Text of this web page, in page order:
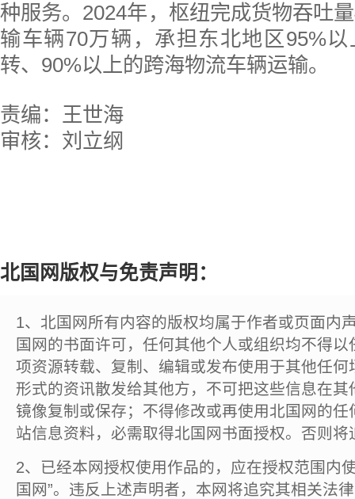
种服务。2024年，枢纽完成货物吞吐
输车辆70万辆，承担东北地区95%
转、90%以上的跨海物流车辆运输。
责编：王世海
审核：刘立纲
北国网版权与免责声明：
1、北国网所有内容的版权均属于作者或页面内
国网的书面许可，任何其他个人或组织均不得
项资源转载、复制、编辑或发布使用于其他任
形式的资讯散发给其他方，不可把这些信息在
镜像复制或保存；不得修改或再使用北国网的
站信息资料，必需取得北国网书面授权。否则将
2、已经本网授权使用作品的，应在授权范围内
国网”。违反上述声明者，本网将追究其相关法